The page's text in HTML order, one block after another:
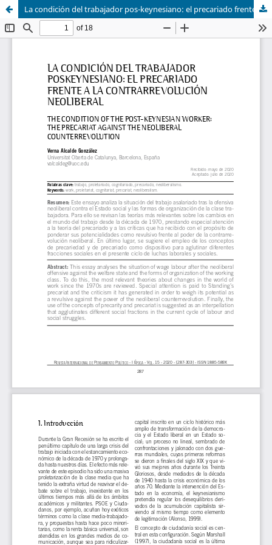
La condición del trabajador pos-keynesiano: el precariado frente a la contrarrevolución neoliberal